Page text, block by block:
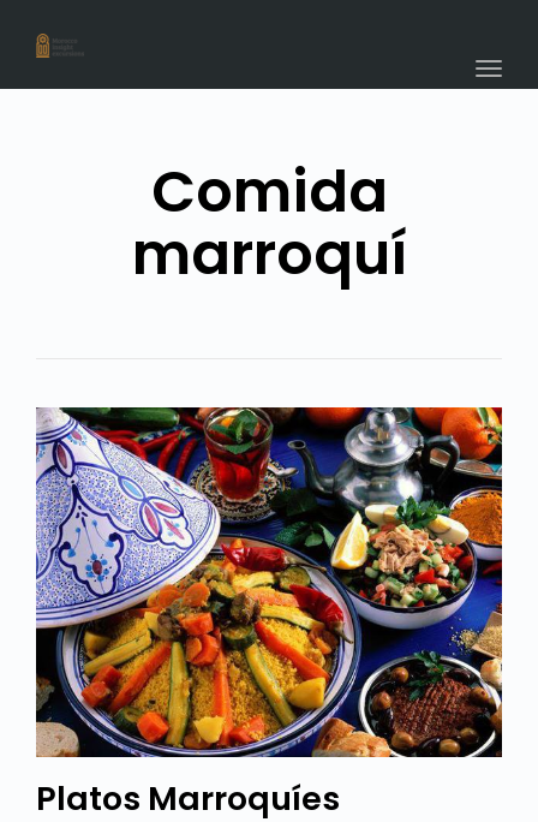
Comida
marroquí
Platos Marroquíes